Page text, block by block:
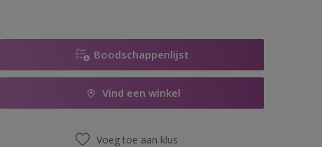
Boodschappenlijst
Vind een winkel
Voeg toe aan klus